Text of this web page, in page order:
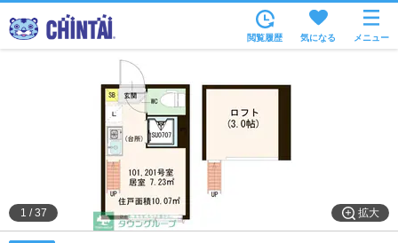
住所から
家賃相場から
通勤通学時間から
物件特集から
不動産会社から
閲覧履歴 気になる メニュー
拡大
1 /37